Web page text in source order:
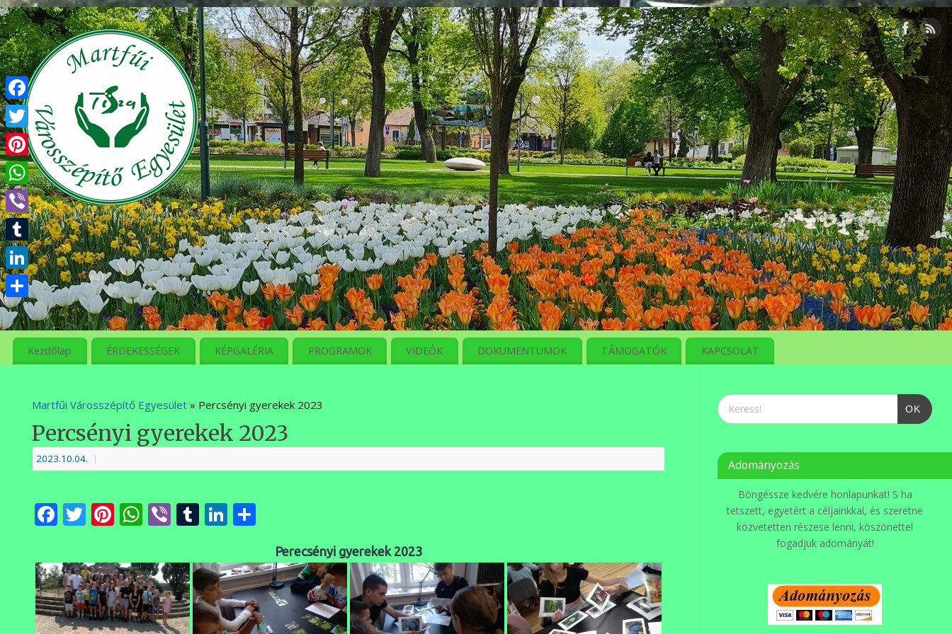
Kezdőlap ÉRDEKESSÉGEK KÉPGALÉRIA PROGRAMOK VIDEÓK DOKUMENTUMOK TÁMOGATÓK KAPCSOLAT
Martfűi Városszépítő Egyesület » Percsényi gyerekek 2023
Percsényi gyerekek 2023
2023.10.04. |
Facebook
Twitter
Pinterest
WhatsApp
ViberTumblrLinkedIn
Perecsényi gyerekek 2023
OK
Adományozás
Böngéssze kedvére honlapunkat! S ha
tetszett, egyetért a céljainkkal, és szeretne
közvetetten részese lenni, köszönettel
fogadjuk adományát!
Facebook
Twitter
Pinterest
WhatsApp
Viber
Tumblr
LinkedIn
Ossza
meg